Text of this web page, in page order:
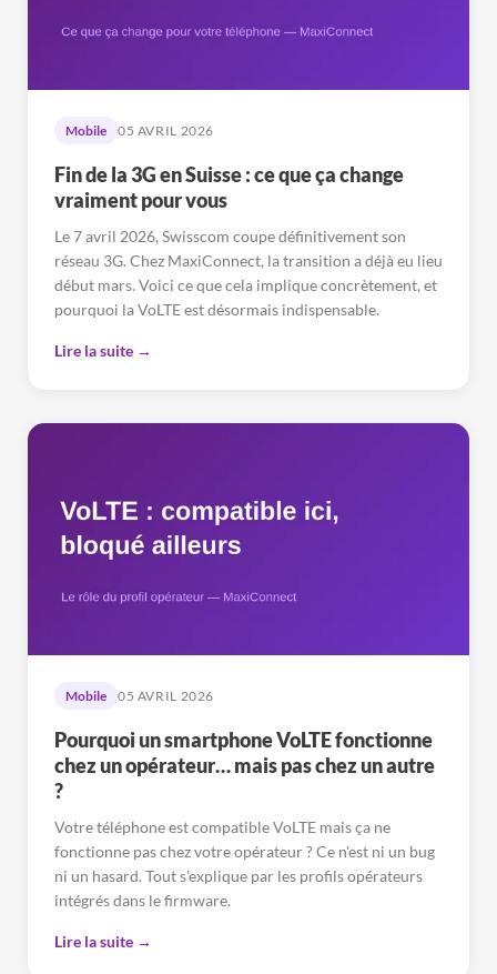
Mobile 05 AVRIL 2026
Fin de la 3G en Suisse : ce que ça change
vraiment pour vous
Le 7 avril 2026, Swisscom coupe définitivement son
réseau 3G. Chez MaxiConnect, la transition a déjà eu lieu
début mars. Voici ce que cela implique concrètement, et
pourquoi la VoLTE est désormais indispensable.
Lire la suite →
Mobile 05 AVRIL 2026
Pourquoi un smartphone VoLTE fonctionne
chez un opérateur… mais pas chez un autre
?
Votre téléphone est compatible VoLTE mais ça ne
fonctionne pas chez votre opérateur ? Ce n'est ni un bug
ni un hasard. Tout s'explique par les profils opérateurs
intégrés dans le firmware.
Lire la suite →